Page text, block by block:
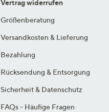
Vertrag widerrufen
Größenberatung
Versandkosten & Lieferung
Bezahlung
Rücksendung & Entsorgung
Sicherheit & Datenschutz
FAQs - Häufige Fragen